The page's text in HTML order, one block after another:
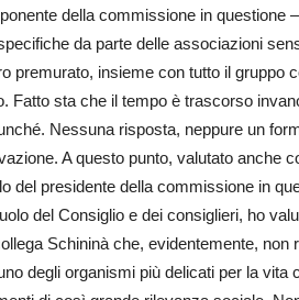
della commissione in questione
da parte delle associazioni
premurato, insieme con tutto il gruppo
Fatto sta che il tempo è trascorso
Nessuna risposta, neppure un
A questo punto, valutato anche
del presidente della commissione in
del Consiglio e dei consiglieri, ho
Schininà che, evidentemente,
degli organismi più delicati per la